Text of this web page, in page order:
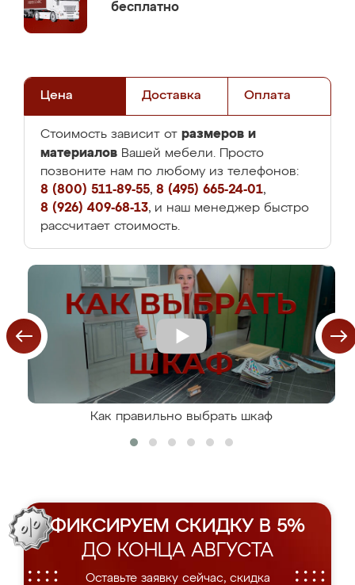
бесплатно
Цена Доставка Оплата
Стоимость зависит от размеров и
материалов Вашей мебели. Просто
позвоните нам по любому из телефонов:
8 (800) 511-89-55, 8 (495) 665-24-01,
8 (926) 409-68-13, и наш менеджер быстро
рассчитает стоимость.
Как правильно выбрать шкаф
ФИКСИРУЕМ СКИДКУ В 5%
ДО КОНЦА АВГУСТА
Оставьте заявку сейчас, скидка